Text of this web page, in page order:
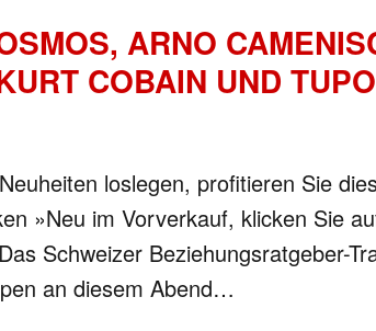
ARNO
COBAIN UND
loslegen, profitieren Sie
»Neu im Vorverkauf, klicken Sie
Schweizer Beziehungsratgeber-
an diesem Abend…